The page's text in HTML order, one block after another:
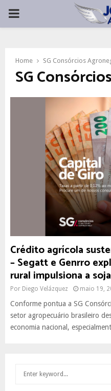
PRIMARY
Home SG Consórcios
SG
Crédito agrícola
– Segatt e Genrro
rural impulsiona a
Por Diego Velázquez maio 19,
Conforme pontua a SG
setor agropecuário brasileiro
economia nacional,